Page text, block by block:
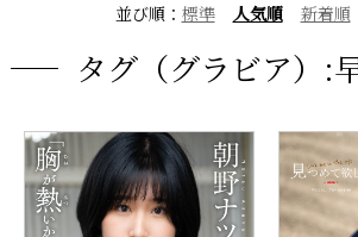
並び順： 標準 人気順 新着順
タグ（グラビア）: